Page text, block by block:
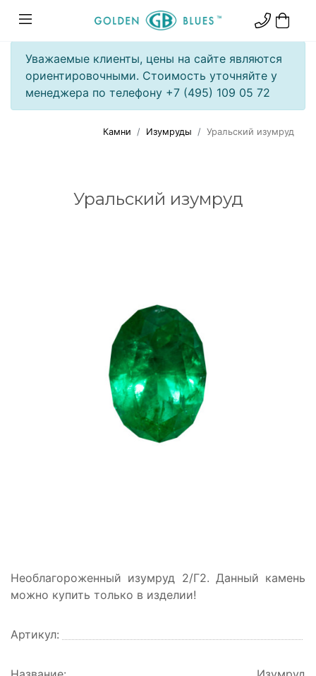
Уважаемые клиенты, цены на сайте являются
ориентировочными. Стоимость уточняйте у
менеджера по телефону +7 (495) 109 05 72
Камни Изумруды Уральский изумруд
Уральский изумруд
Необлагороженный изумруд 2/Г2. Данный камень
можно купить только в изделии!
Артикул: